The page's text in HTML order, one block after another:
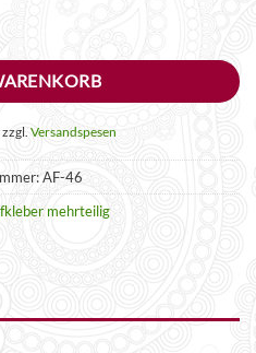
Menge
zzgl. Versandspesen
AF-46
mehrteilig